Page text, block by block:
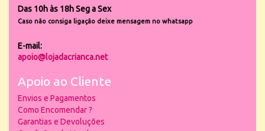
Das 10h às 18h Seg a Sex
Caso não consiga ligação deixe mensagem no whatsapp
E-mail:
apoio@lojadacrianca.net
Apoio ao Cliente
Envios e Pagamentos
Como Encomendar ?
Garantias e Devoluções